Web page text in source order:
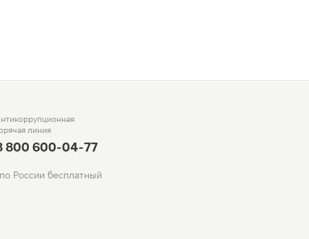
линия
800 600-04-77
России бесплатный